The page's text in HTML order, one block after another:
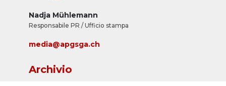
Nadja Mühlemann
Responsabile PR / Ufficio stampa
media@apgsga.ch
Archivio